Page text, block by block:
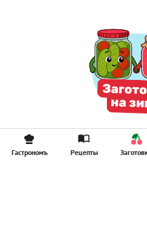
Гастрономъ Рецепты